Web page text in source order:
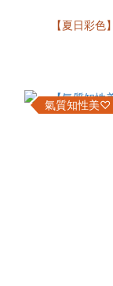
【夏日彩
氣質知性美♡